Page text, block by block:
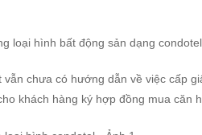
loại hình bất động sản dạng
chưa có hướng dẫn về việc cấp
khách hàng ký hợp đồng mua căn